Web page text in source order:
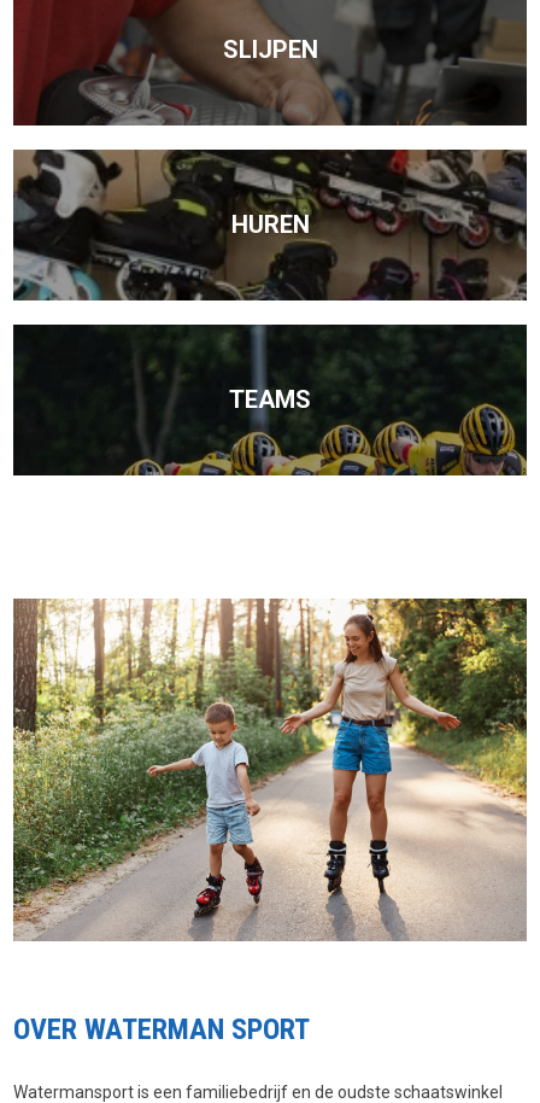
SLIJPEN
HUREN
TEAMS
OVER WATERMAN SPORT
Watermansport is een familiebedrijf en de oudste schaatswinkel